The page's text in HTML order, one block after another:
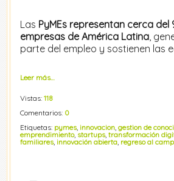
Las PyMEs representan cerca del
empresas de América Latina,
parte del empleo y sostienen las
Leer más…
Vistas: 118
Comentarios: 0
Etiquetas: pymes, innovacion, gestion de
emprendimiento, startups, transformación
familiares, innovación abierta, regreso al